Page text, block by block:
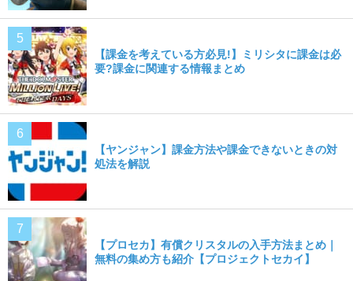
【課金を考えている方必見!】ミリシタに課金は必
要?課金に関連する情報まとめ
【ヤンジャン】課金方法や課金できないときの対
処法を解説
【プロセカ】有償クリスタルの入手方法まとめ｜
無料の集め方も紹介【プロジェクトセカイ】